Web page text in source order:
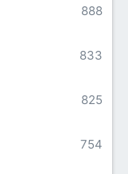
888
833
825
754